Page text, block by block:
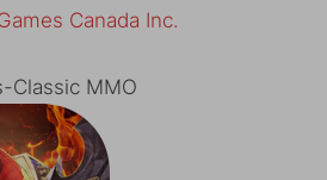
Canada Inc.